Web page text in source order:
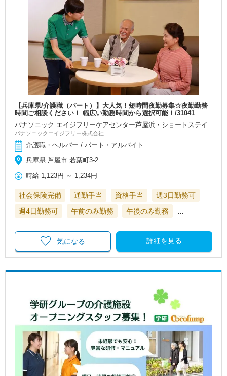
【兵庫県/介護職（パート）】大人気！短時間夜勤募集☆夜勤勤務
時間ご相談ください！ 幅広い勤務時間から選択可能！/31041
パナソニック エイジフリーケアセンター芦屋浜・ショートステイ
パナソニックエイジフリー株式会社
介護職・ヘルパー / パート・アルバイト
兵庫県 芦屋市 若葉町3-2
時給 1,123円 ～ 1,234円
社会保険完備 通勤手当 資格手当
週3日勤務可
週4日勤務可
午前のみ勤務 午後のみ勤務
詳細を見る
気になる